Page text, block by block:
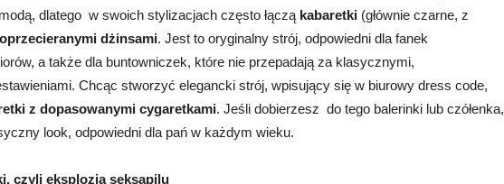
dlatego w swoich stylizacjach często łączą kabaretki (głównie czarne, z
dżinsami. Jest to oryginalny strój, odpowiedni dla fanek
a także dla buntowniczek, które nie przepadają za klasycznymi,
Chcąc stworzyć elegancki strój, wpisujący się w biurowy dress code,
z dopasowanymi cygaretkami. Jeśli dobierzesz do tego balerinki lub czółenka,
look, odpowiedni dla pań w każdym wieku.
czyli eksplozja seksapilu